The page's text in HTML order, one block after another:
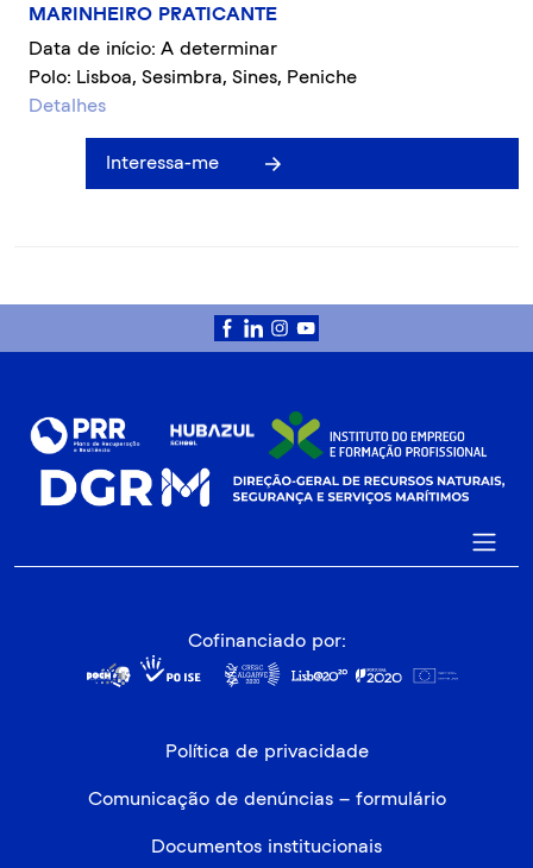
MARINHEIRO PRATICANTE
Data de início: A determinar
Polo: Lisboa, Sesimbra, Sines, Peniche
Detalhes
Interessa-me
Cofinanciado por:
Política de privacidade
Comunicação de denúncias – formulário
Documentos institucionais